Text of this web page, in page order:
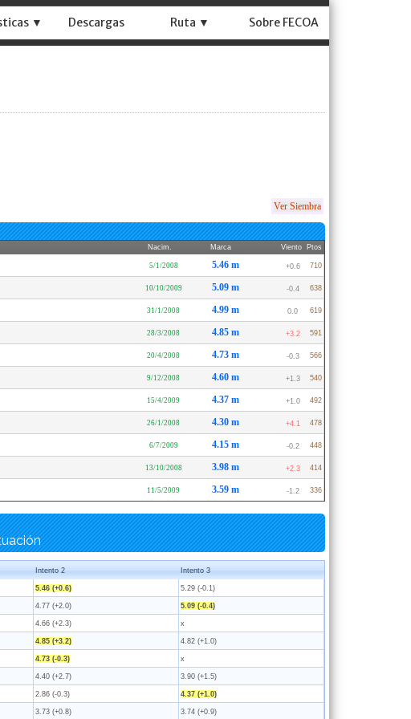
▼ Descargas Ruta ▼ Sobre FECOA
Ver Siembra
Nacim. Marca Viento Ptos
5/1/2008 5.46 m +0.6 710
10/10/2009 5.09 m -0.4 638
31/1/2008 4.99 m 0.0 619
28/3/2008 4.85 m +3.2 591
20/4/2008 4.73 m -0.3 566
9/12/2008 4.60 m +1.3 540
15/4/2009 4.37 m +1.0 492
26/1/2008 4.30 m +4.1 478
6/7/2009 4.15 m -0.2 448
13/10/2008 3.98 m +2.3 414
11/5/2009 3.59 m -1.2 336
Intento 2 Intento 3
5.46 (+0.6) 5.29 (-0.1)
4.77 (+2.0) 5.09 (-0.4)
4.66 (+2.3) x
4.85 (+3.2) 4.82 (+1.0)
4.73 (-0.3) x
4.40 (+2.7) 3.90 (+1.5)
2.86 (-0.3) 4.37 (+1.0)
3.73 (+0.8) 3.74 (+0.9)